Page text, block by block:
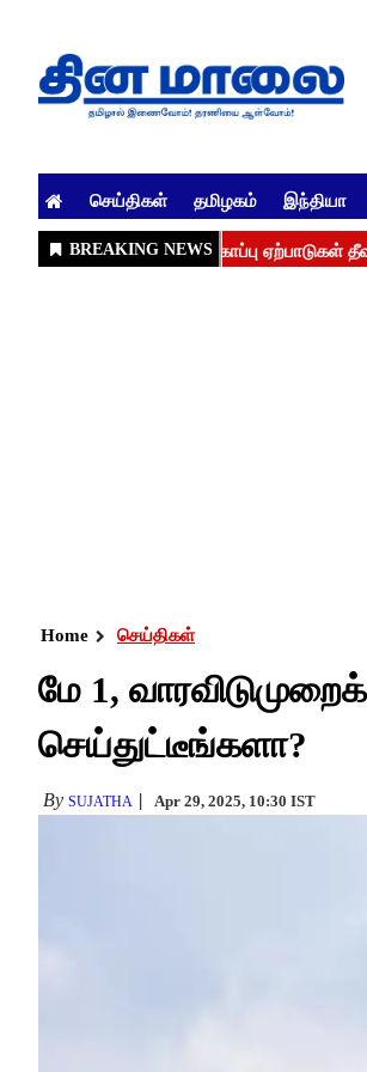
செய்திகள் தமிழகம் இந்தியா
Home செய்திகள்
மே 1,
செய்துட்டீங்களா?
By SUJATHA Apr 29, 2025, 10:30 IST